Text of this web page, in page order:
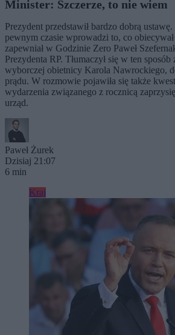
Minister: Szczerze, to nie wiem
Prezydent przedstawił bardzo dobrą
pewnym czasie wprowadzi to, co
zapewniał w Godzinie Zero Paweł
Prezydenta RP. Tłumaczył się w ten sposób
wyborczej obietnicy Karola Nawrockiego,
prądu. W rozmowie pojawiła się także
wydarzenia związanego z rocznicą
urząd.
Paweł Żurek
Dzisiaj 21:07
6 min
Kraj